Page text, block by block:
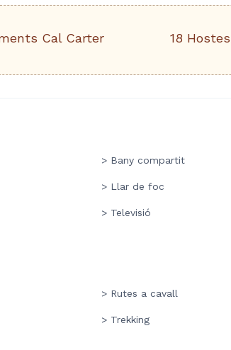
Cal Carter 18 Hostes
> Bany compartit
> Llar de foc
> Televisió
> Rutes a cavall
> Trekking